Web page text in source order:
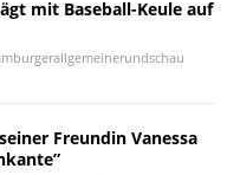
mit Baseball-Keule auf
Freundin Vanessa